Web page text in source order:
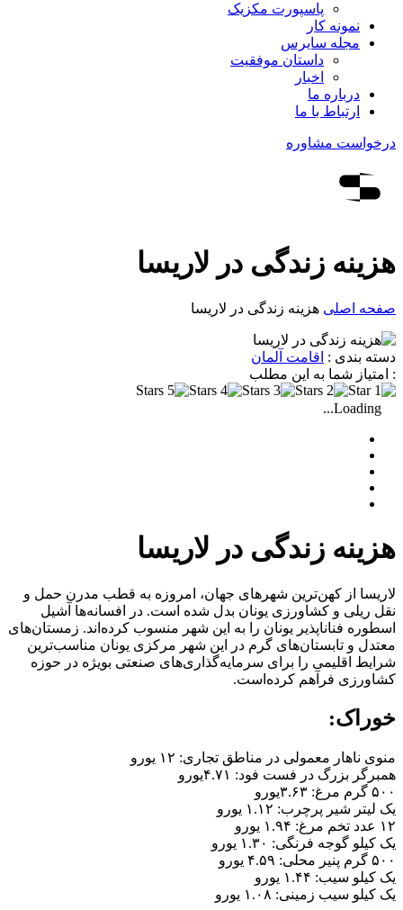
پاسپورت مکزیک
نمونه کار
مجله سایرس
داستان موفقیت
اخبار
درباره ما
ارتباط‌ با‌ ما
درخواست مشاوره
هزینه زندگی در لاریسا
صفحه اصلی هزینه زندگی در لاریسا
دسته بندی : اقامت آلمان
: امتیاز شما به این مطلب
Loading...
هزینه زندگی در لاریسا
لاریسا از کهن‌ترین شهرهای جهان، امروزه به قطب مدرن حمل و
نقل ریلی و کشاورزی یونان بدل شده است. در افسانه‌ها آشیل
اسطوره فناناپذیر یونان را به این شهر منسوب کرده‌اند. زمستان‌های
معتدل و تابستان‌های گرم در این شهر مرکزی یونان مناسب‌ترین
شرایط اقلیمی را برای سرمایه‌گذاری‌‌های صنعتی بویژه در حوزه
کشاورزی فرآهم کرده‌است.
خوراک:
منوی ناهار معمولی در مناطق تجاری: ۱۲ یورو
همبرگر بزرگ در فست فود: ۴.۷۱یورو
۵۰۰ گرم مرغ: ۳.۶۳یورو
یک لیتر شیر پرچرب: ۱.۱۲ یورو
۱۲ عدد تخم مرغ: ۱.۹۴ یورو
یک کیلو گوجه فرنگی: ۱.۳۰ یورو
۵۰۰ گرم پنیر محلی: ۴.۵۹ یورو
یک کیلو سیب: ۱.۴۴ یورو
یک کیلو سیب زمینی: ۱.۰۸ یورو